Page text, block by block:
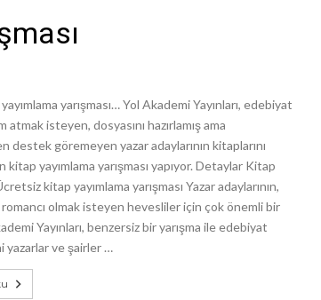
yarışması… Yol Akademi Yayınları, edebiyat
atmak isteyen, dosyasını hazırlamış ama
destek göremeyen yazar adaylarının kitaplarını
kitap yayımlama yarışması yapıyor. Detaylar Kitap
kitap yayımlama yarışması Yazar adaylarının,
olmak isteyen hevesliler için çok önemli bir
Yayınları, benzersiz bir yarışma ile edebiyat
yazarlar ve şairler …